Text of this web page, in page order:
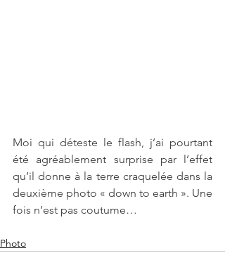
Moi qui déteste le flash, j’ai pourtant
été agréablement surprise par l’effet
qu’il donne à la terre craquelée dans la
deuxième photo « down to earth ». Une
fois n’est pas coutume…
Photo